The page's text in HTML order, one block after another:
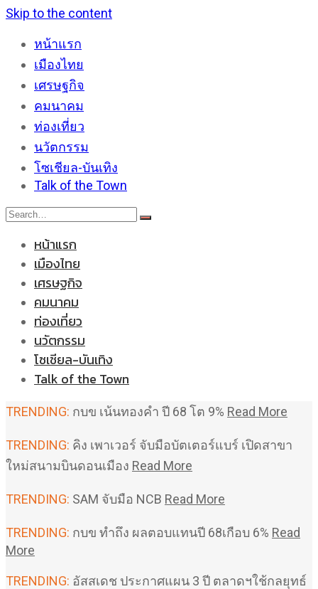
Skip to the content
หน้าแรก
เมืองไทย
เศรษฐกิจ
คมนาคม
ท่องเที่ยว
นวัตกรรม
โซเชียล-บันเทิง
Talk of the Town
หน้าแรก
เมืองไทย
เศรษฐกิจ
คมนาคม
ท่องเที่ยว
นวัตกรรม
โซเชียล-บันเทิง
Talk of the Town
TRENDING: กบข เน้นทองคำ ปี 68 โต 9% Read More
TRENDING: คิง เพาเวอร์ จับมือบัตเตอร์แบร์ เปิดสาขา
ใหม่สนามบินดอนเมือง Read More
TRENDING: SAM จับมือ NCB Read More
TRENDING: กบข ทำถึง ผลตอบแทนปี 68เกือบ 6% Read
More
TRENDING: อัสสเดช ประกาศแผน 3 ปี ตลาดฯใช้กลยุทธ์